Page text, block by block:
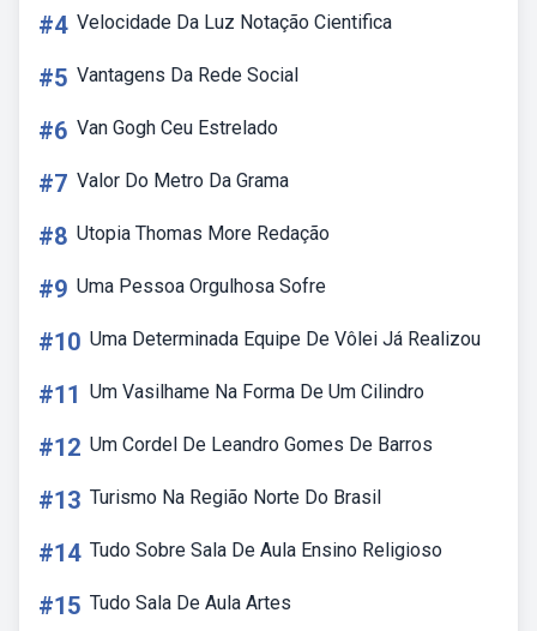
#4 Velocidade Da Luz Notação Cientifica
#5 Vantagens Da Rede Social
#6 Van Gogh Ceu Estrelado
#7 Valor Do Metro Da Grama
#8 Utopia Thomas More Redação
#9 Uma Pessoa Orgulhosa Sofre
#10 Uma Determinada Equipe De Vôlei Já Realizou
#11 Um Vasilhame Na Forma De Um Cilindro
#12 Um Cordel De Leandro Gomes De Barros
#13 Turismo Na Região Norte Do Brasil
#14 Tudo Sobre Sala De Aula Ensino Religioso
#15 Tudo Sala De Aula Artes